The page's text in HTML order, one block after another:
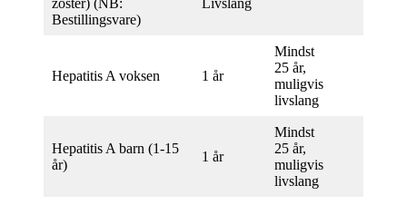
Bestillingsvare)
Hepatitis A voksen 1 år
Mindst
25 år,
muligvis
livslang
Hepatitis A barn (1-15
år)
1 år
Mindst
25 år,
muligvis
livslang